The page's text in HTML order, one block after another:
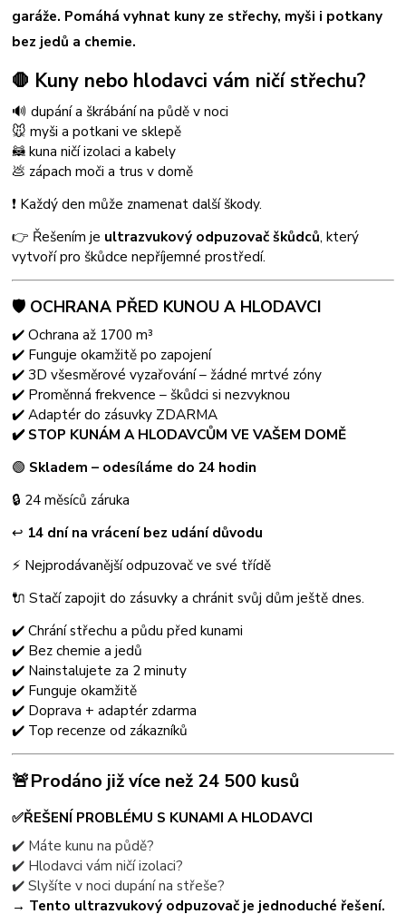
garáže. Pomáhá vyhnat kuny ze střechy, myši i potkany
bez jedů a chemie.
🛑 Kuny nebo hlodavci vám ničí střechu?
🔊 dupání a škrábání na půdě v noci
🐭 myši a potkani ve sklepě
🦝 kuna ničí izolaci a kabely
💩 zápach moči a trus v domě
❗ Každý den může znamenat další škody.
👉 Řešením je ultrazvukový odpuzovač škůdců, který
vytvoří pro škůdce nepříjemné prostředí.
🛡️ OCHRANA PŘED KUNOU A HLODAVCI
✔️ Ochrana až 1700 m³
✔️ Funguje okamžitě po zapojení
✔️ 3D všesměrové vyzařování – žádné mrtvé zóny
✔️ Proměnná frekvence – škůdci si nezvyknou
✔️ Adaptér do zásuvky ZDARMA
✔️ STOP KUNÁM A HLODAVCŮM VE VAŠEM DOMĚ
🟢 Skladem – odesíláme do 24 hodin
🔒 24 měsíců záruka
↩ 14 dní na vrácení bez udání důvodu
⚡ Nejprodávanější odpuzovač ve své třídě
🔌 Stačí zapojit do zásuvky a chránit svůj dům ještě dnes.
✔️ Chrání střechu a půdu před kunami
✔️ Bez chemie a jedů
✔️ Nainstalujete za 2 minuty
✔️ Funguje okamžitě
✔️ Doprava + adaptér zdarma
✔️ Top recenze od zákazníků
🚨Prodáno již více než 24 500 kusů
✅ŘEŠENÍ PROBLÉMU S KUNAMI A HLODAVCI
✔️ Máte kunu na půdě?
✔️ Hlodavci vám ničí izolaci?
✔️ Slyšíte v noci dupání na střeše?
→ Tento ultrazvukový odpuzovač je jednoduché řešení.